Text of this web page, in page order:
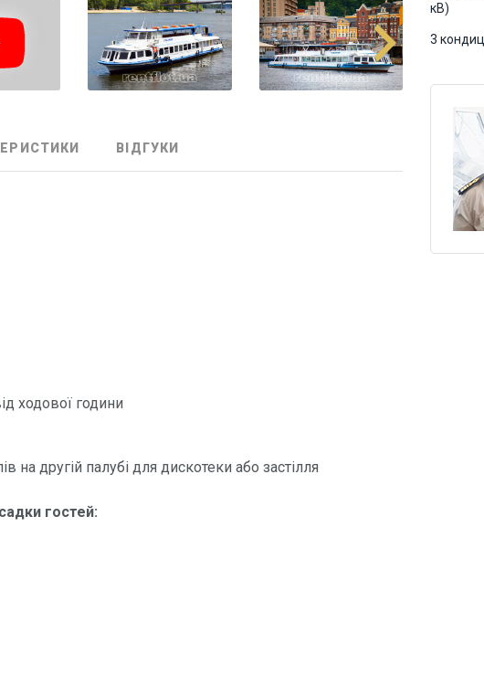
кВ)
3
ВІДГУКИ
ходової години
на другій палубі для дискотеки або застілля
гостей: